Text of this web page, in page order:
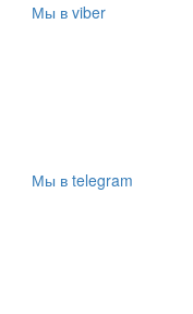
Мы в viber
Мы в telegram